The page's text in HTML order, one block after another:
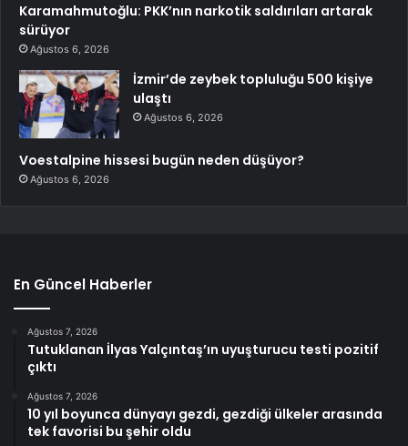
Karamahmutoğlu: PKK’nın narkotik saldırıları artarak
sürüyor
Ağustos 6, 2026
İzmir’de zeybek topluluğu 500 kişiye
ulaştı
Ağustos 6, 2026
Voestalpine hissesi bugün neden düşüyor?
Ağustos 6, 2026
En Güncel Haberler
Ağustos 7, 2026
Tutuklanan İlyas Yalçıntaş’ın uyuşturucu testi pozitif
çıktı
Ağustos 7, 2026
10 yıl boyunca dünyayı gezdi, gezdiği ülkeler arasında
tek favorisi bu şehir oldu